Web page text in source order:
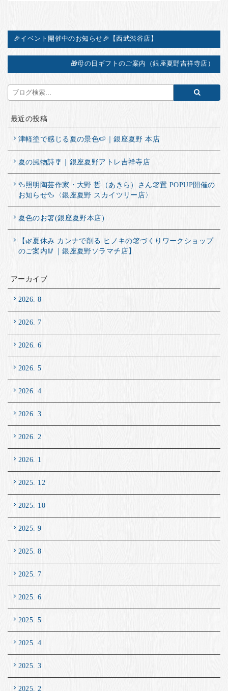
🎉イベント開催中のお知らせ🎉【西武渋谷店】
🎁母の日ギフトのご案内（銀座夏野吉祥寺店）
最近の投稿
津軽塗で感じる夏の景色🍉｜銀座夏野 本店
夏の風物詩🎐｜銀座夏野アトレ吉祥寺店
🦆照明陶芸作家・大野 哲（あきら）さん箸置 POPUP開催の
お知らせ🦆〈銀座夏野 スカイツリー店〉
夏色のお箸(銀座夏野本店)
【🌿夏休み カンナで削る ヒノキの箸づくりワークショップ
のご案内🥢｜銀座夏野ソラマチ店】
アーカイブ
2026. 8
2026. 7
2026. 6
2026. 5
2026. 4
2026. 3
2026. 2
2026. 1
2025. 12
2025. 10
2025. 9
2025. 8
2025. 7
2025. 6
2025. 5
2025. 4
2025. 3
2025. 2